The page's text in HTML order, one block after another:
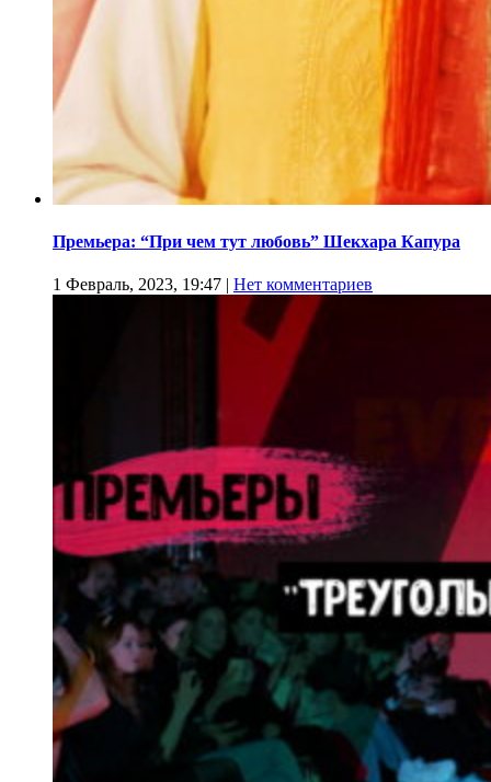
Премьера: “При чем тут любовь” Шекхара Капура
1 Февраль, 2023, 19:47 | Нет комментариев